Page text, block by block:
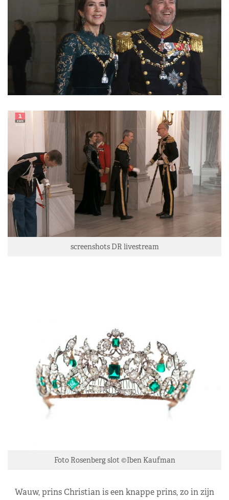
screenshots DR livestream
Foto Rosenberg slot ©Iben Kaufman
Wauw, prins Christian is een knappe prins, zo in zijn